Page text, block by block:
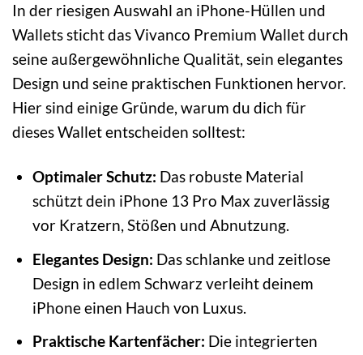
In der riesigen Auswahl an iPhone-Hüllen und
Wallets sticht das Vivanco Premium Wallet durch
seine außergewöhnliche Qualität, sein elegantes
Design und seine praktischen Funktionen hervor.
Hier sind einige Gründe, warum du dich für
dieses Wallet entscheiden solltest:
Optimaler Schutz: Das robuste Material
schützt dein iPhone 13 Pro Max zuverlässig
vor Kratzern, Stößen und Abnutzung.
Elegantes Design: Das schlanke und zeitlose
Design in edlem Schwarz verleiht deinem
iPhone einen Hauch von Luxus.
Praktische Kartenfächer: Die integrierten